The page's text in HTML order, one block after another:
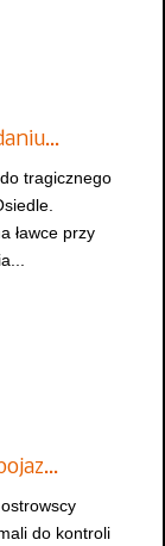
tragicznego
ławce przy
do kontroli